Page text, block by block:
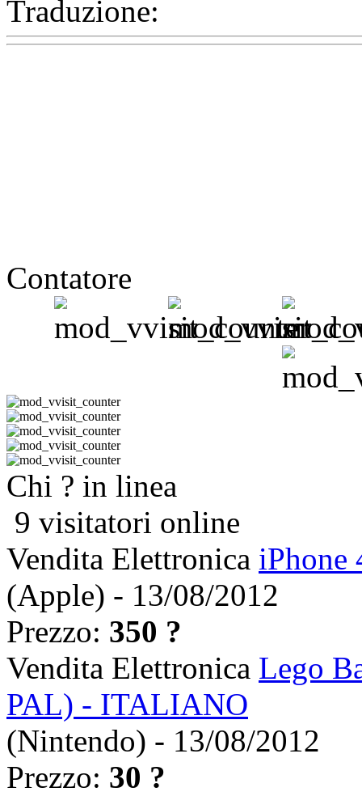
Traduzione:
Contatore
Chi ? in linea
9 visitatori online
Vendita Elettronica iPhone
(Apple) - 13/08/2012
Prezzo: 350 ?
Vendita Elettronica Lego
PAL) - ITALIANO
(Nintendo) - 13/08/2012
Prezzo: 30 ?